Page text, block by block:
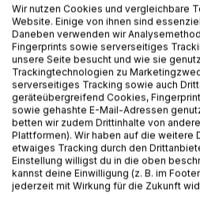
Titel bewerten
BESCHREIBUNG
Kurzkrimis und mörderische
Ach, es ist so schnell passiert: ein
Wir nutzen Cookies und vergleichbare
Website. Einige von ihnen sind
Daneben verwenden wir
Fingerprints sowie serverseitiges
unsere Seite besucht und wie sie
Trackingtechnologien zu
serverseitiges Tracking sowie auch
geräteübergreifend Cookies,
sowie gehashte E-Mail-Adressen
betten wir zudem Drittinhalte von
Plattformen). Wir haben auf die weitere
etwaiges Tracking durch den
Einstellung willigst du in die oben
kannst deine Einwilligung (z. B. im
jederzeit mit Wirkung für die Zukunft